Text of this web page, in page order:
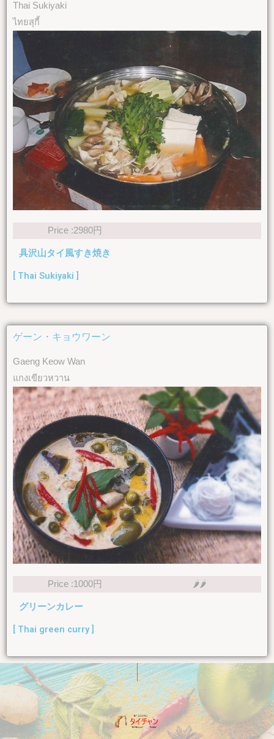
Thai Sukiyaki
ไทยสุกี้
Price :2980円
具沢山タイ風すき焼き
[ Thai Sukiyaki ]
ゲーン・キョウワーン
Gaeng Keow Wan
แกงเขียวหวาน
Price :1000円 🌶🌶
グリーンカレー
[ Thai green curry ]